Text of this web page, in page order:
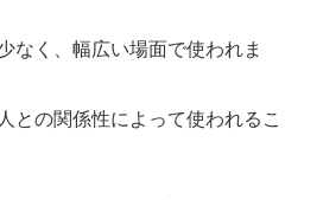
なく、幅広い場面で使われま
との関係性によって使われるこ